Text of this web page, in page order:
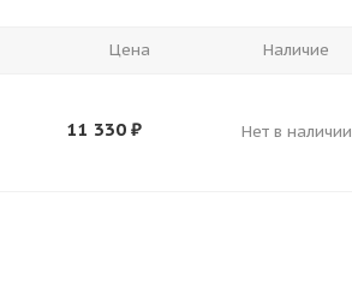
Цена Наличие
11 330 ₽ Нет в наличии